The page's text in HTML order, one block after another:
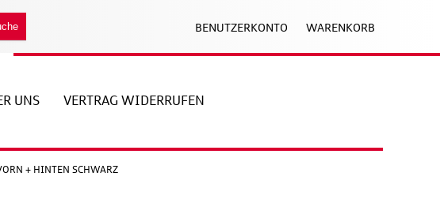
BENUTZERKONTO WARENKORB
UNS VERTRAG WIDERRUFEN
+ HINTEN SCHWARZ